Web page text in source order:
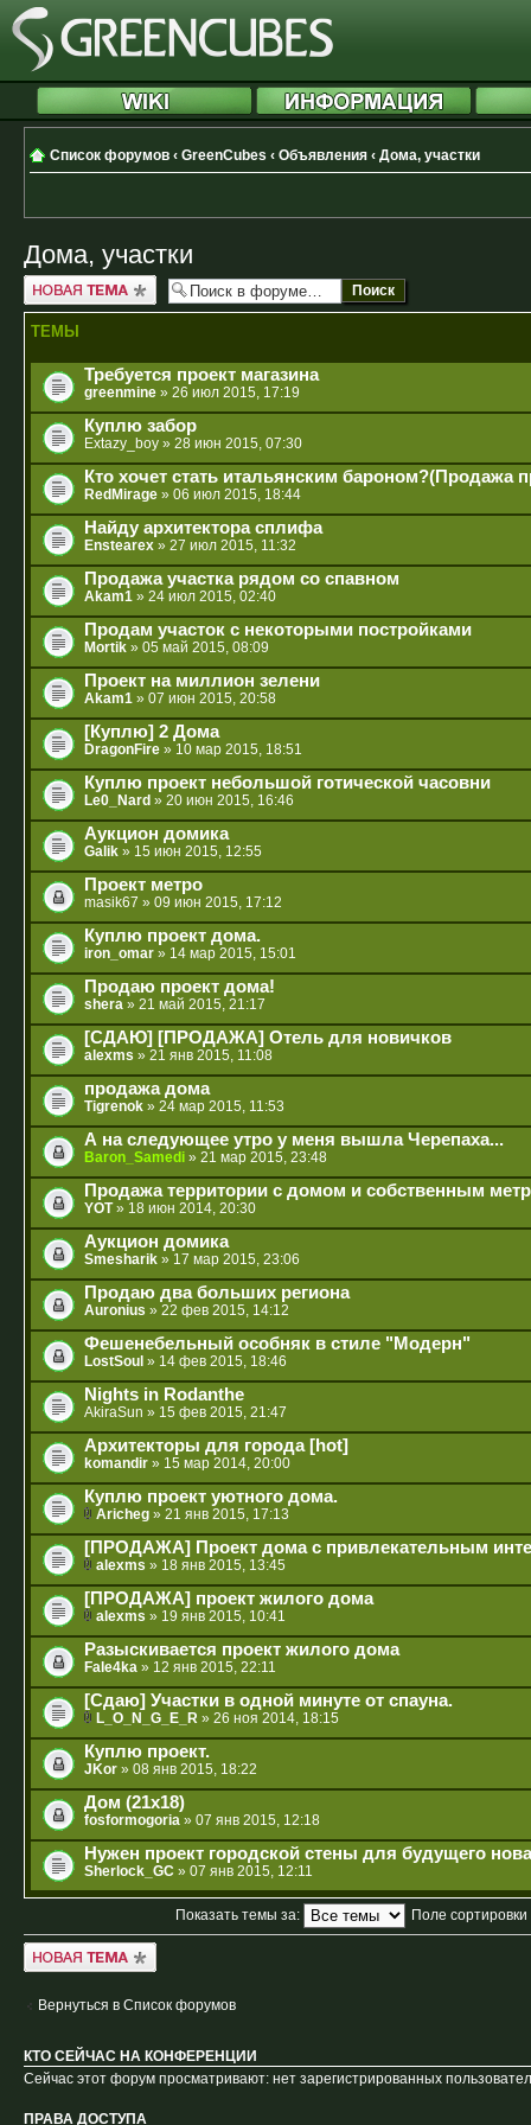
Список форумов ‹ GreenCubes ‹ Объявления ‹ Дома, участки
Дома, участки
Новая тема
ТЕМЫ
Требуется проект магазина
greenmine » 26 июл 2015, 17:19
Куплю забор
Extazy_boy » 28 июн 2015, 07:30
Кто хочет стать итальянским бароном?(Продажа
RedMirage » 06 июл 2015, 18:44
Найду архитектора сплифа
Enstearex » 27 июл 2015, 11:32
Продажа участка рядом со спавном
Akam1 » 24 июл 2015, 02:40
Продам участок с некоторыми постройками
Mortik » 05 май 2015, 08:09
Проект на миллион зелени
Akam1 » 07 июн 2015, 20:58
[Куплю] 2 Дома
DragonFire » 10 мар 2015, 18:51
Куплю проект небольшой готической часовни
Le0_Nard » 20 июн 2015, 16:46
Аукцион домика
Galik » 15 июн 2015, 12:55
Проект метро
masik67 » 09 июн 2015, 17:12
Куплю проект дома.
iron_omar » 14 мар 2015, 15:01
Продаю проект дома!
shera » 21 май 2015, 21:17
[СДАЮ] [ПРОДАЖА] Отель для новичков
alexms » 21 янв 2015, 11:08
продажа дома
Tigrenok » 24 мар 2015, 11:53
А на следующее утро у меня вышла Черепаха...
Baron_Samedi » 21 мар 2015, 23:48
Продажа территории с домом и собственным
YOT» 18 июн 2014, 20:30
Аукцион домика
Smesharik » 17 мар 2015, 23:06
Продаю два больших региона
Auronius » 22 фев 2015, 14:12
Фешенебельный особняк в стиле "Модерн"
LostSoul » 14 фев 2015, 18:46
Nights in Rodanthe
AkiraSun » 15 фев 2015, 21:47
Архитекторы для города [hot]
komandir » 15 мар 2014, 20:00
Куплю проект уютного дома.
Aricheg » 21 янв 2015, 17:13
[ПРОДАЖА] Проект дома с привлекательным
alexms » 18 янв 2015, 13:45
[ПРОДАЖА] проект жилого дома
alexms » 19 янв 2015, 10:41
Разыскивается проект жилого дома
Fale4ka » 12 янв 2015, 22:11
[Сдаю] Участки в одной минуте от спауна.
L_O_N_G_E_R » 26 ноя 2014, 18:15
Куплю проект.
JKor » 08 янв 2015, 18:22
Дом (21x18)
fosformogoria » 07 янв 2015, 12:18
Нужен проект городской стены для будущего
Sherlock_GC » 07 янв 2015, 12:11
Показать темы за: Поле сортировки
Новая тема
Вернуться в Список форумов
КТО СЕЙЧАС НА КОНФЕРЕНЦИИ
Сейчас этот форум просматривают: нет зарегистрированных
ПРАВА ДОСТУПА